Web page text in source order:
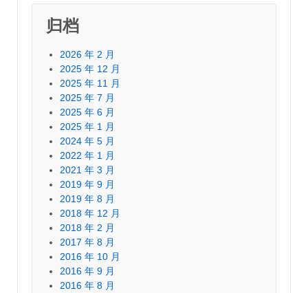
归档
2026 年 2 月
2025 年 12 月
2025 年 11 月
2025 年 7 月
2025 年 6 月
2025 年 1 月
2024 年 5 月
2022 年 1 月
2021 年 3 月
2019 年 9 月
2019 年 8 月
2018 年 12 月
2018 年 2 月
2017 年 8 月
2016 年 10 月
2016 年 9 月
2016 年 8 月